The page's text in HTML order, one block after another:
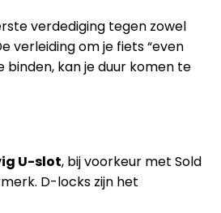
verdediging tegen zowel
verleiding om je fiets “even
binden, kan je duur komen te
U-slot, bij voorkeur met Sold
D-locks zijn het